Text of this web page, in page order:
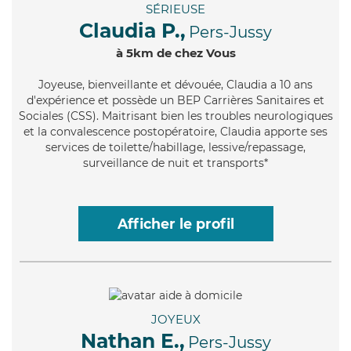
SÉRIEUSE
Claudia P., Pers-Jussy
à 5km de chez Vous
Joyeuse, bienveillante et dévouée, Claudia a 10 ans
d'expérience et possède un BEP Carrières Sanitaires et
Sociales (CSS). Maitrisant bien les troubles neurologiques
et la convalescence postopératoire, Claudia apporte ses
services de toilette/habillage, lessive/repassage,
surveillance de nuit et transports*
Afficher le profil
JOYEUX
Nathan E., Pers-Jussy